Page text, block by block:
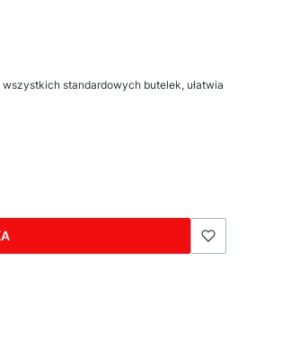
standardowych butelek, ułatwia